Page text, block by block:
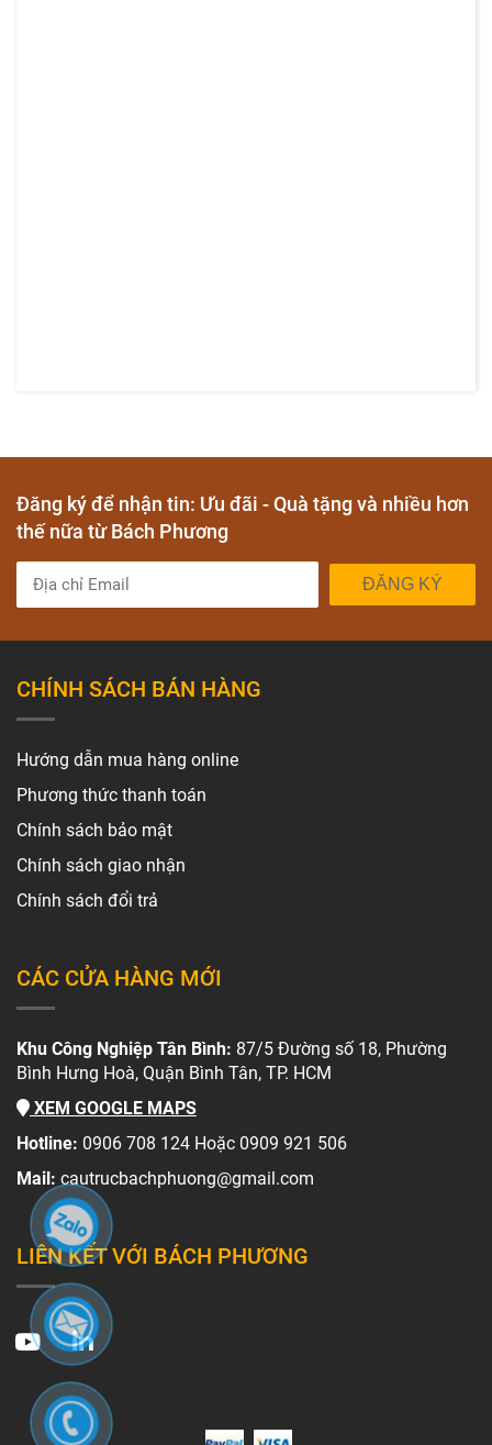
Đăng ký để nhận tin: Ưu đãi - Quà tặng và nhiều hơn
thế nữa từ Bách Phương
ĐĂNG KÝ
CHÍNH SÁCH BÁN HÀNG
Hướng dẫn mua hàng online
Phương thức thanh toán
Chính sách bảo mật
Chính sách giao nhận
Chính sách đổi trả
CÁC CỬA HÀNG MỚI
Khu Công Nghiệp Tân Bình: 87/5 Đường số 18, Phường
Bình Hưng Hoà, Quận Bình Tân, TP. HCM
XEM GOOGLE MAPS
Hotline: 0906 708 124 Hoặc 0909 921 506
Mail: cautrucbachphuong@gmail.com
LIÊN KẾT VỚI BÁCH PHƯƠNG